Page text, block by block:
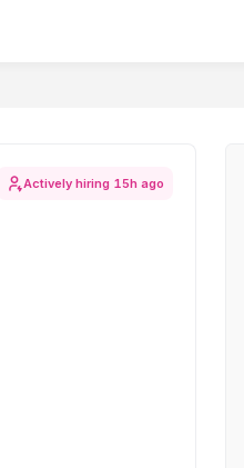
Actively hiring 15h ago